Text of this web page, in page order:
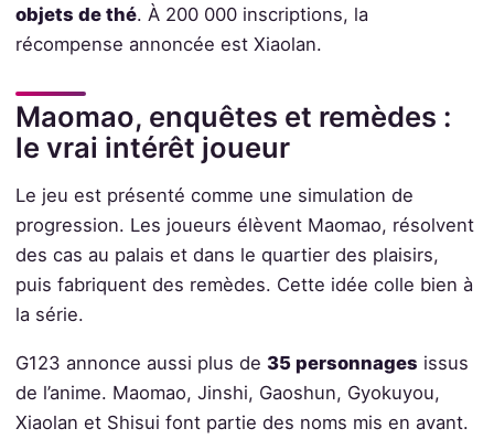
objets de thé. À 200 000 inscriptions, la
récompense annoncée est Xiaolan.
Maomao, enquêtes et remèdes :
le vrai intérêt joueur
Le jeu est présenté comme une simulation de
progression. Les joueurs élèvent Maomao, résolvent
des cas au palais et dans le quartier des plaisirs,
puis fabriquent des remèdes. Cette idée colle bien à
la série.
G123 annonce aussi plus de 35 personnages issus
de l’anime. Maomao, Jinshi, Gaoshun, Gyokuyou,
Xiaolan et Shisui font partie des noms mis en avant.